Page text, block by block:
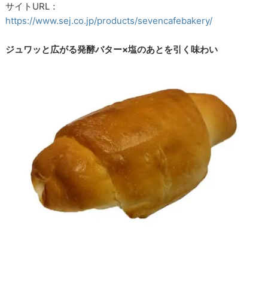
サイトURL：
https://www.sej.co.jp/products/sevencafebakery/
ジュワッと広がる発酵バター×塩のあとを引く味わい